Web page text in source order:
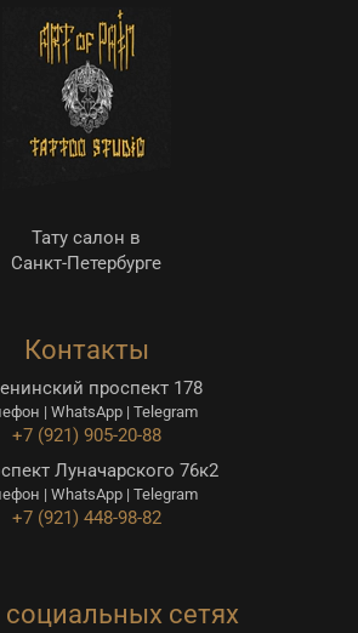
Тату салон в
Санкт-Петербурге
Контакты
проспект 178
| WhatsApp | Telegram
+7 (921) 905-20-88
Луначарского 76к2
| WhatsApp | Telegram
+7 (921) 448-98-82
сетях